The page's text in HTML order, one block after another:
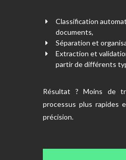
Classification
documents,
Séparation et
Extraction et
partir de différents
Résultat ? Moins de
processus plus rapides
précision.